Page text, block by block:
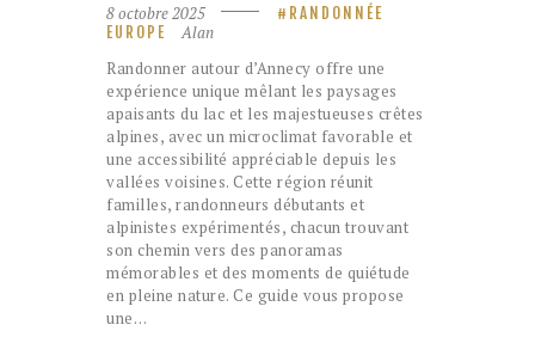
8 octobre 2025
RANDONNÉE
EUROPE
Alan
Randonner autour d’Annecy offre une
expérience unique mêlant les paysages
apaisants du lac et les majestueuses crêtes
alpines, avec un microclimat favorable et
une accessibilité appréciable depuis les
vallées voisines. Cette région réunit
familles, randonneurs débutants et
alpinistes expérimentés, chacun trouvant
son chemin vers des panoramas
mémorables et des moments de quiétude
en pleine nature. Ce guide vous propose
une…